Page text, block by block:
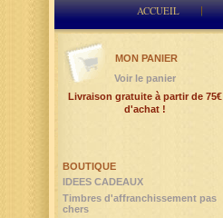
ACCUEIL
BOUTIQUE
IDEES CADEAUX
Timbres d'affranchissement pas
chers
MON PANIER
Voir le panier
Livraison gratuite à partir de 75€
d'achat !